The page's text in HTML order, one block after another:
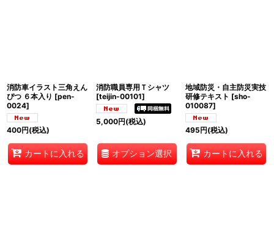
消防車イラスト三角えん
ぴつ ６本入り [pen-
0024]
400円(税込)
カートに入れる
消防職員専用Ｔシャツ
[teijin-00101]
5,000円(税込)
オプション選択
地域防災・自主防災実技
研修テキスト [sho-
010087]
495円(税込)
カートに入れる